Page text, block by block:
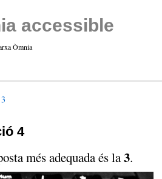
accessible
Òmnia
4
més adequada és la3.